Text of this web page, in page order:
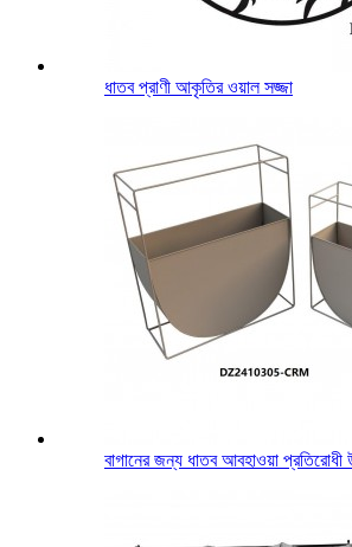
ধাতব প্রাণী আকৃতির ওয়াল সজ্জা
বাগানের জন্য ধাতব আবহাওয়া